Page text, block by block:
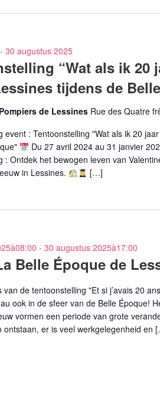
“Wat als ik 20
tijdens de
30 augustus 2025
de Lessines Rue des Quatre
event : Tentoonstelling "Wat als ik 20
Du 27 avril 2024 au 31 janvier
: Ontdek het bewogen leven van
in Lessines.
[…]
Belle Époque de
- 30 augustus 2025à17:00
van de tentoonstelling "Et si j’avais 20
ook in de sfeer van de Belle Époque!
vormen een periode van grote
ontstaan, er is veel werkgelegenheid en